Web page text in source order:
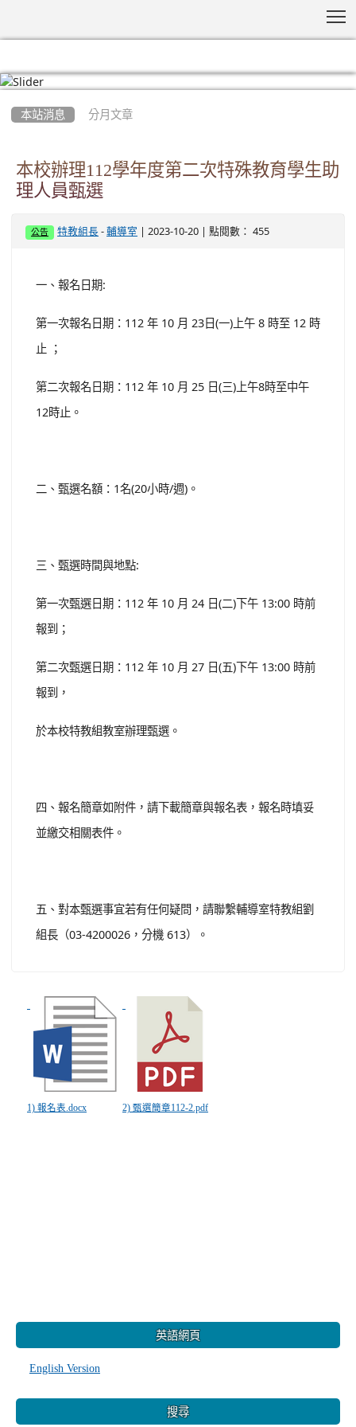
本站消息 分月文章
本校辦理112學年度第二次特殊教育學生助
理人員甄選
公告 特教組長 -輔導室 | 2023-10-20 | 點閱數： 455
一、報名日期:
第一次報名日期：112 年 10 月 23日(一)上午 8 時至 12 時
止 ；
第二次報名日期：112 年 10 月 25 日(三)上午8時至中午
12時止。
二、甄選名額：1名(20小時/週)。
三、甄選時間與地點:
第一次甄選日期：112 年 10 月 24 日(二)下午 13:00 時前
報到；
第二次甄選日期：112 年 10 月 27 日(五)下午 13:00 時前
報到，
於本校特教組教室辦理甄選。
四、報名簡章如附件，請下載簡章與報名表，報名時填妥
並繳交相關表件。
五、對本甄選事宜若有任何疑問，請聯繫輔導室特教組劉
組長（03-4200026，分機 613）。
1) 報名表.docx 2) 甄選簡章112-2.pdf
英語網頁
English Version
搜尋